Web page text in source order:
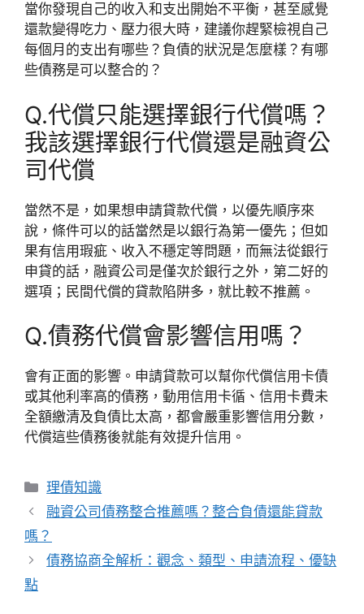
當你發現自己的收入和支出開始不平衡，甚至感覺
還款變得吃力、壓力很大時，建議你趕緊檢視自己
每個月的支出有哪些？負債的狀況是怎麼樣？有哪
些債務是可以整合的？
Q.代償只能選擇銀行代償嗎？
我該選擇銀行代償還是融資公
司代償
當然不是，如果想申請貸款代償，以優先順序來
說，條件可以的話當然是以銀行為第一優先；但如
果有信用瑕疵、收入不穩定等問題，而無法從銀行
申貸的話，融資公司是僅次於銀行之外，第二好的
選項；民間代償的貸款陷阱多，就比較不推薦。
Q.債務代償會影響信用嗎？
會有正面的影響。申請貸款可以幫你代償信用卡債
或其他利率高的債務，動用信用卡循、信用卡費未
全額繳清及負債比太高，都會嚴重影響信用分數，
代償這些債務後就能有效提升信用。
分
類
理債知識
融資公司債務整合推薦嗎？整合負債還能貸款
嗎？
債務協商全解析：觀念、類型、申請流程、優缺
點